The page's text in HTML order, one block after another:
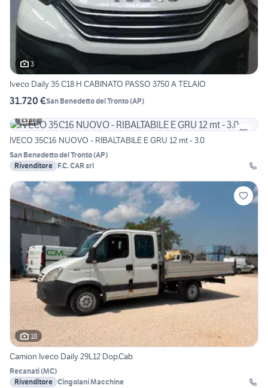
3
Iveco Daily 35 C18 H CABINATO PASSO 3750 A TELAIO
31.720 €San Benedetto del Tronto(AP)
13
IVECO 35C16 NUOVO - RIBALTABILE E GRU 12 mt - 3.0
San Benedetto del Tronto(AP)
Rivenditore F.C. CAR srl
18
Camion Iveco Daily 29L12 Dop.Cab
Recanati(MC)
Rivenditore Cingolani Macchine